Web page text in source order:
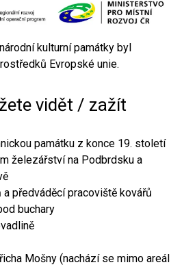
kulturní památky byl
Evropské unie.
vidět / zažít
památku z konce 19. století
železářství na Podbrdsku a
předváděcí pracoviště kovářů
buchary
Mošny (nachází se mimo areál